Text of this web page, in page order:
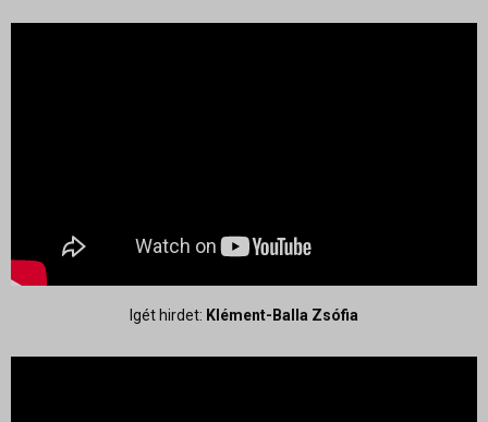
Igét hirdet: Klément-Balla Zsófia